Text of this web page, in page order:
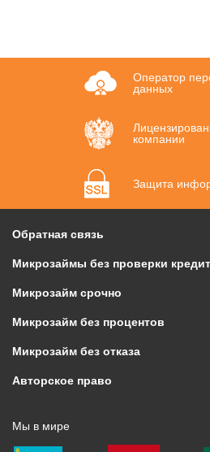
Оператор
данных
компании
Защита
Обратная связь
Микрозаймы без проверки
Микрозайм срочно
Микрозайм без процентов
Микрозайм без отказа
Авторское право
Мы в мире